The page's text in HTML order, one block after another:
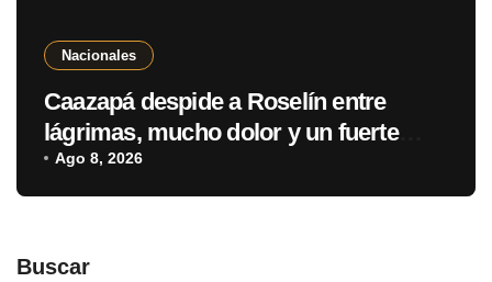
Nacionales
Caazapá despide a Roselín entre
lágrimas, mucho dolor y un fuerte
pedido de justicia
Ago 8, 2026
Buscar